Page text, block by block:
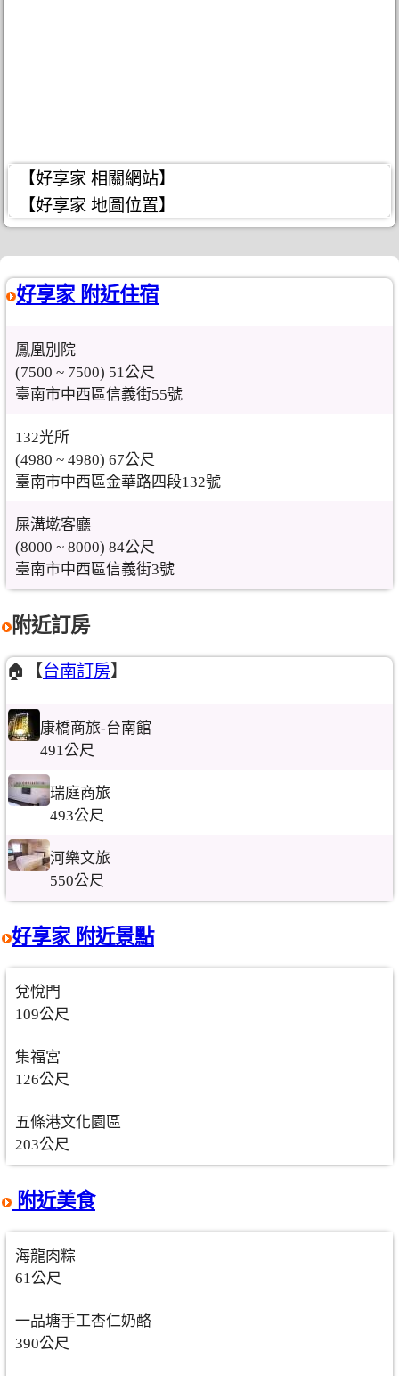
【好享家 相關網站】
【好享家 地圖位置】
好享家 附近住宿
鳳凰別院
(7500 ~ 7500) 51公尺
臺南市中西區信義街55號
132光所
(4980 ~ 4980) 67公尺
臺南市中西區金華路四段132號
屎溝墘客廳
(8000 ~ 8000) 84公尺
臺南市中西區信義街3號
附近訂房
🏠【台南訂房】
康橋商旅-台南館
491公尺
瑞庭商旅
493公尺
河樂文旅
550公尺
好享家 附近景點
兌悅門
109公尺
集福宮
126公尺
五條港文化園區
203公尺
附近美食
海龍肉粽
61公尺
一品塘手工杏仁奶酪
390公尺